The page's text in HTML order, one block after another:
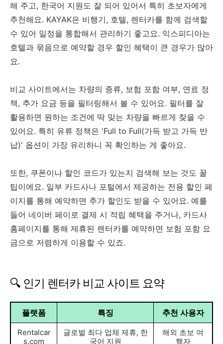
해 주고, 한국어 지원도 잘 되어 있어서 특히 초보자에게
추천해요. KAYAK은 비행기, 호텔, 렌터카를 함께 검색할
수 있어 일정을 통합해서 관리하기 좋고요. 익스피디아는
호텔과 묶음으로 예약할 경우 할인 혜택이 큰 경우가 많아
요.
비교 사이트에서는 차량의 종류, 보험 포함 여부, 연료 정
책, 추가 요금 등을 필터링해서 볼 수 있어요. 필터를 잘
활용하면 원하는 조건에 딱 맞는 차량을 빠르게 찾을 수
있어요. 특히 유류 정책은 'Full to Full(가득 받고 가득 반
납)' 옵션이 가장 유리하니 꼭 확인하는 게 좋아요.
또한, 쿠폰이나 할인 코드가 있는지 검색해 보는 것도 꿀
팁이에요. 일부 카드사나 포털에서 제공하는 전용 할인 페
이지를 통해 예약하면 추가 할인도 받을 수 있어요. 예를
들어 네이버 페이로 결제 시 적립 혜택을 주거나, 카드사
홈페이지를 통해 제휴된 렌터카를 예약하면 보험 포함 요
금으로 저렴하게 이용할 수 있죠.
🔍 인기 렌터카 비교 사이트 요약
플랫폼 특징 추천 사용자
Rentalcar
s.com
글로벌 최다 업체 제휴, 한
국어 지원
해외 초보 여
행자